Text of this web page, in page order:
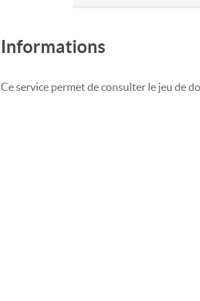
Informations
Ce service permet de consulter le jeu de